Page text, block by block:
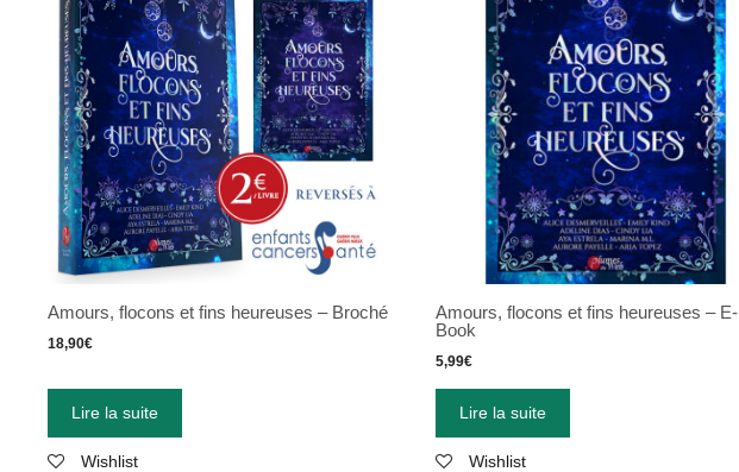
Amours, flocons et fins heureuses – Broché
18,90€
Lire la suite
Wishlist
Amours, flocons et fins heureuses – E-
Book
5,99€
Lire la suite
Wishlist